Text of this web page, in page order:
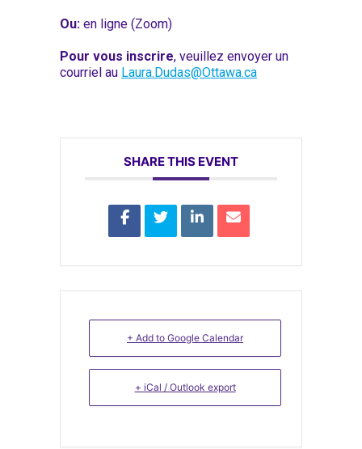
Ou: en ligne (Zoom)
Pour vous inscrire, veuillez envoyer un
courriel au Laura.Dudas@Ottawa.ca
SHARE THIS EVENT
+ Add to Google Calendar
+ iCal / Outlook export